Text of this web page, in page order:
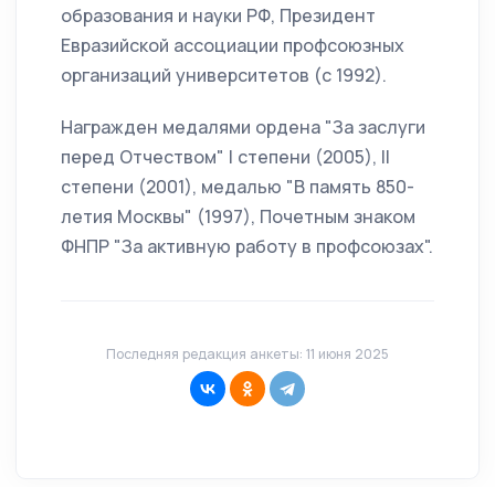
образования и науки РФ, Президент
Евразийской ассоциации профсоюзных
организаций университетов (с 1992).
Награжден медалями ордена "За заслуги
перед Отчеством" I степени (2005), II
степени (2001), медалью "В память 850-
летия Москвы" (1997), Почетным знаком
ФНПР "За активную работу в профсоюзах".
Последняя редакция анкеты: 11 июня 2025